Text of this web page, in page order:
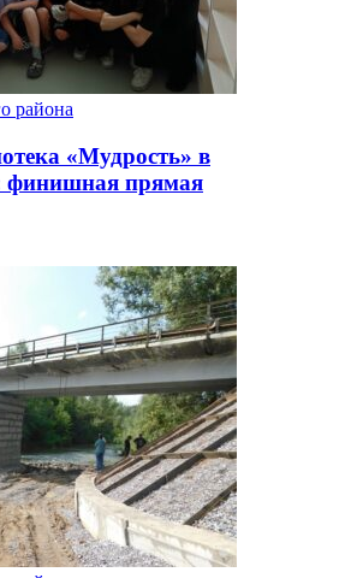
района
«Мудрость» в
финишная прямая